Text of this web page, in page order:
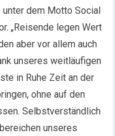
unter dem Motto Social
„Reisende legen Wert
aber vor allem auch
unseres weitläufigen
in Ruhe Zeit an der
ohne auf den
Selbstverständlich
unseres